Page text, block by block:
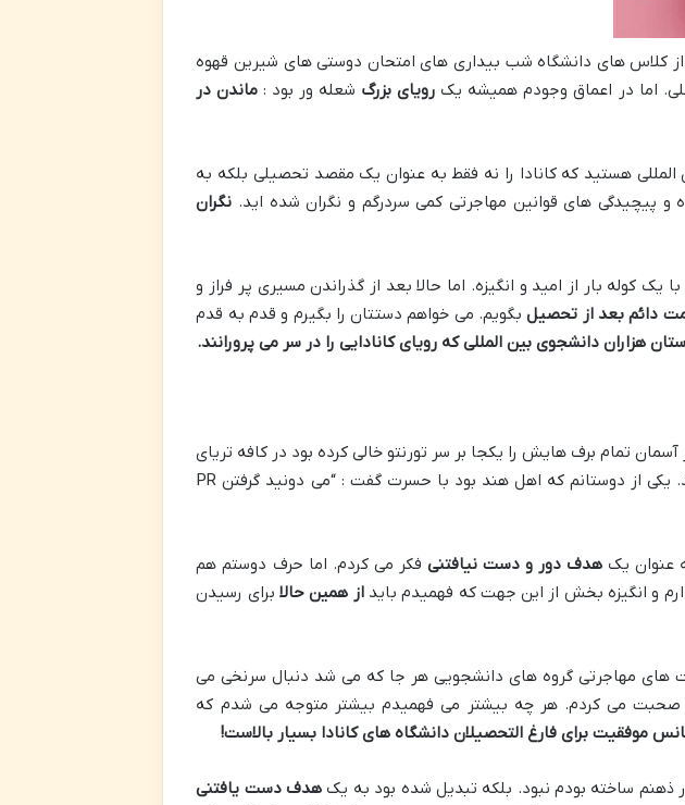
از کلاس های دانشگاه شب بیداری های امتحان دوستی های شیرین قهوه
اما در اعماق وجودم همیشه یک رویای بزرگ شعله ور بود : ماندن در
هستید که کانادا را نه فقط به عنوان یک مقصد تحصیلی بلکه به
و پیچیدگی های قوانین مهاجرتی کمی سردرگم و نگران شده اید. نگران
بار از امید و انگیزه. اما حالا بعد از گذراندن مسیری پر فراز و
دائم بعد از تحصیلبگویم. می خواهم دستتان را بگیرم و قدم به قدم
هزاران دانشجوی بین المللی که رویای کانادایی را در سر می پرورانند.
تمام برف هایش را یکجا بر سر تورنتو خالی کرده بود در کافه تریای
دانشگاه نشسته بودم و با دوستانم گپ می زدم. بحث به مهاجرت و اقامت دائم کشید. یکی از دوستانم که اهل هند بود با حسرت گفت : “می دونید گرفتن PR
عنوان یک هدف دور و دست نیافتنی فکر می کردم. اما حرف دوستم هم
و انگیزه بخش از این جهت که فهمیدم بایداز همین حالابرای رسیدن
مهاجرتی گروه های دانشجویی هر جا که می شد دنبال سرنخی می
صحبت می کردم. هر چه بیشتر می فهمیدم بیشتر متوجه می شدم که
موفقیت برای فارغ التحصیلان دانشگاه های کانادا بسیار بالاست!
ذهنم ساخته بودم نبود. بلکه تبدیل شده بود به یک هدف دست یافتنی